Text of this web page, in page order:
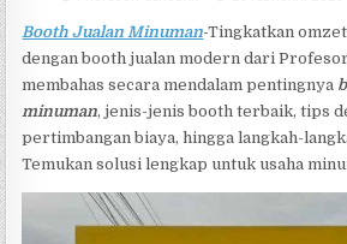
Booth Jualan Minuman-Tingkatkan
dengan booth jualan modern dari
membahas secara mendalam pentingnya
minuman, jenis-jenis booth terbaik, tips
pertimbangan biaya, hingga langkah-
Temukan solusi lengkap untuk usaha